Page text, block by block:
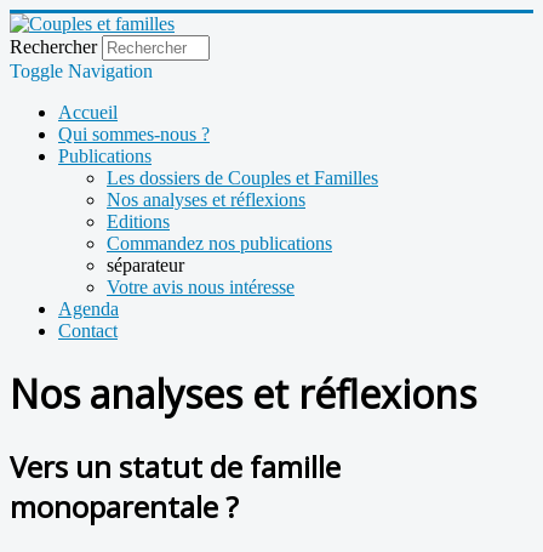
Rechercher
Toggle Navigation
Accueil
Qui sommes-nous ?
Publications
Les dossiers de Couples et Familles
Nos analyses et réflexions
Editions
Commandez nos publications
séparateur
Votre avis nous intéresse
Agenda
Contact
Nos analyses et réflexions
Vers un statut de famille
monoparentale ?